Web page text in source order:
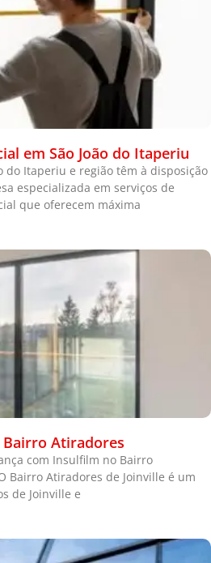
em São João do Itaperiu
do Itaperiu e região têm à disposição
especializada em serviços de
que oferecem máxima
Atiradores
com Insulfilm no Bairro
Bairro Atiradores de Joinville é um
de Joinville e